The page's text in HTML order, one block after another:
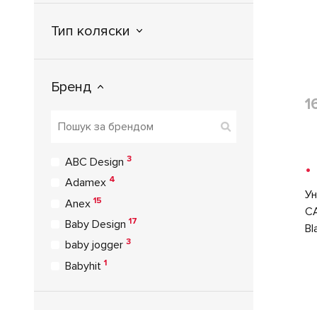
Тип коляски
Бренд
ABC Design 3
Adamex 4
Anex15
Baby Design17
baby jogger 3
Babyhit1
•